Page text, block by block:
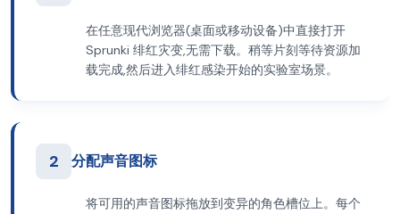
在任意现代浏览器(桌面或移动设备)中直接打开
Sprunki 绯红灾变,无需下载。稍等片刻等待资源加
载完成,然后进入绯红感染开始的实验室场景。
2 分配声音图标
将可用的声音图标拖放到变异的角色槽位上。每个